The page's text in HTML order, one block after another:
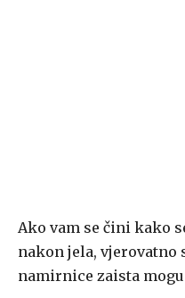
Ako vam se čini kako
nakon jela, vjerovatno
namirnice zaista